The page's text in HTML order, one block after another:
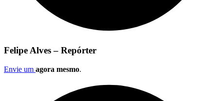
Felipe Alves – Repórter
Envie um agora mesmo.